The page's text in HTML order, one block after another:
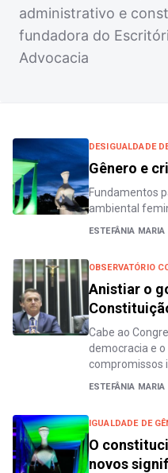
administrativo e
fundadora do
Advocacia
DESIGUALDADE
Gênero e
Fundamentos
ambiental
ESTEFÂNIA
OBSERVATÓRIO
Anistiar o
Cabe ao
democracia e
compromissos
ESTEFÂNIA
IGUALDADE DE
O
novos